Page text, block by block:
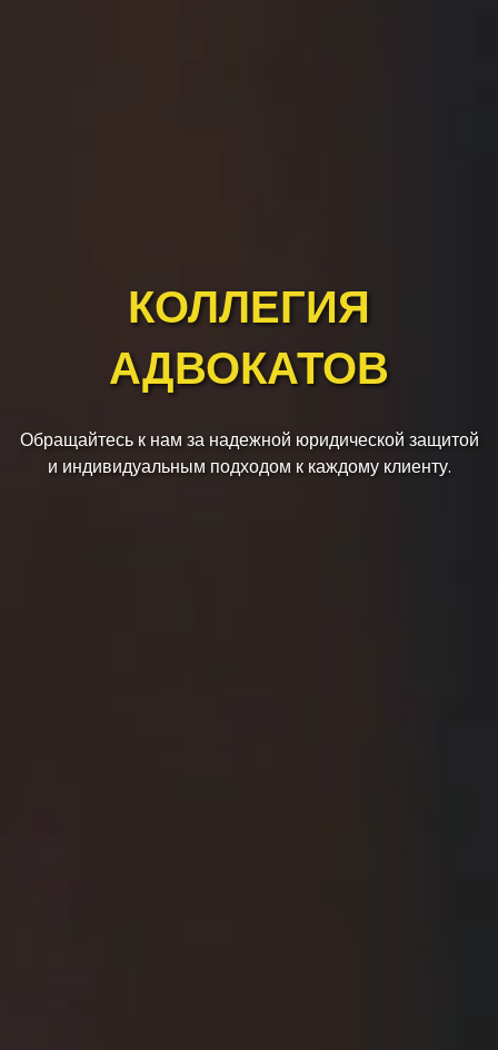
КОЛЛЕГИЯ
АДВОКАТОВ
Обращайтесь к нам за надежной юридической защитой
и индивидуальным подходом к каждому клиенту.